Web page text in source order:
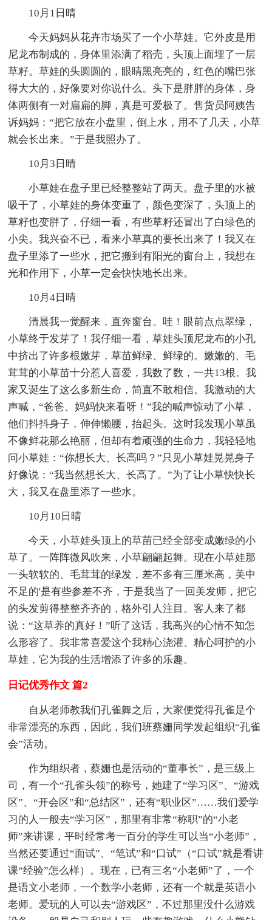
10月1日晴
今天妈妈从花卉市场买了一个小草娃。它外皮是用
尼龙布制成的，身体里添满了稻壳，头顶上面埋了一层
草籽。草娃的头圆圆的，眼睛黑亮亮的，红色的嘴巴张
得大大的，好像要对你说什么。头下是胖胖的身体，身
体两侧有一对扁扁的脚，真是可爱极了。售货员阿姨告
诉妈妈：“把它放在小盘里，倒上水，用不了几天，小草
就会长出来。”于是我照办了。
10月3日晴
小草娃在盘子里已经整整站了两天。盘子里的水被
吸干了，小草娃的身体变重了，颜色变深了，头顶上的
草籽也变胖了，仔细一看，有些草籽还冒出了白绿色的
小尖。我兴奋不已，看来小草真的要长出来了！我又在
盘子里添了一些水，把它搬到有阳光的窗台上，我想在
光和作用下，小草一定会快快地长出来。
10月4日晴
清晨我一觉醒来，直奔窗台。哇！眼前点点翠绿，
小草终于发芽了！我仔细一看，草娃头顶尼龙布的小孔
中挤出了许多根嫩芽，草苗鲜绿、鲜绿的。嫩嫩的、毛
茸茸的小草苗十分惹人喜爱，我数了数，一共13根。我
家又诞生了这么多新生命，简直不敢相信。我激动的大
声喊，“爸爸、妈妈快来看呀！”我的喊声惊动了小草，
他们抖抖身子，伸伸懒腰，抬起头。这时我发现小草虽
不像鲜花那么艳丽，但却有着顽强的生命力，我轻轻地
问小草娃：“你想长大、长高吗？”只见小草娃晃晃身子
好像说：“我当然想长大、长高了。”为了让小草快快长
大，我又在盘里添了一些水。
10月10日晴
今天，小草娃头顶上的草苗已经全部变成嫩绿的小
草了。一阵阵微风吹来，小草翩翩起舞。现在小草娃那
一头软软的、毛茸茸的绿发，差不多有三厘米高，美中
不足的'是有些参差不齐，于是我当了一回美发师，把它
的头发剪得整整齐齐的，格外引人注目。客人来了都
说：“这草养的真好！”听了这话，我高兴的心情不知怎
么形容了。我非常喜爱这个我精心浇灌、精心呵护的小
草娃，它为我的生活增添了许多的乐趣。
日记优秀作文 篇2
自从老师教我们孔雀舞之后，大家便觉得孔雀是个
非常漂亮的东西，因此，我们班蔡姗同学发起组织“孔雀
会”活动。
作为组织者，蔡姗也是活动的“董事长”，是三级上
司，有一个“孔雀头领”的称号，她建了“学习区”、“游戏
区”、“开会区”和“总结区”，还有“职业区”……我们爱学
习的人一般去“学习区”，那里有非常“称职”的“小老
师”来讲课，平时经常考一百分的学生可以当“小老师”，
当然还要通过“面试”、“笔试”和“口试”（“口试”就是看讲
课“经验”怎么样）。现在，已有三名“小老师”了，一个
是语文小老师，一个数学小老师，还有一个就是英语小
老师。爱玩的人可以去“游戏区”，不过那里没什么游戏